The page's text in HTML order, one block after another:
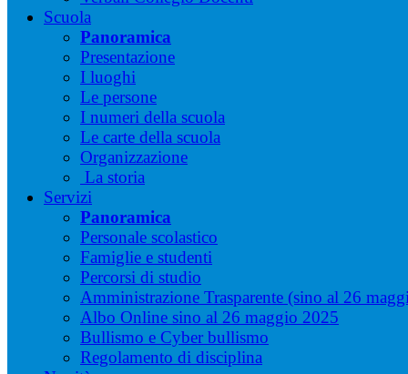
Scuola
Panoramica
Presentazione
I luoghi
Le persone
I numeri della scuola
Le carte della scuola
Organizzazione
La storia
Servizi
Panoramica
Personale scolastico
Famiglie e studenti
Percorsi di studio
Amministrazione Trasparente (sino al 26
Albo Online sino al 26 maggio 2025
Bullismo e Cyber bullismo
Regolamento di disciplina